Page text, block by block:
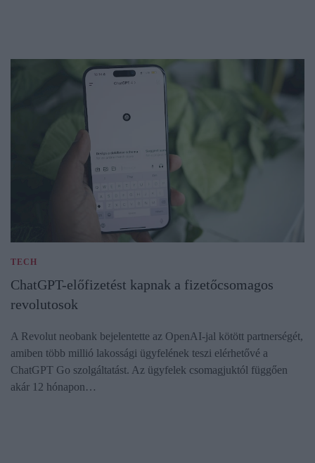
TECH
ChatGPT-előfizetést kapnak a fizetőcsomagos
revolutosok
A Revolut neobank bejelentette az OpenAI-jal kötött partnerségét,
amiben több millió lakossági ügyfelének teszi elérhetővé a
ChatGPT Go szolgáltatást. Az ügyfelek csomagjuktól függően
akár 12 hónapon…